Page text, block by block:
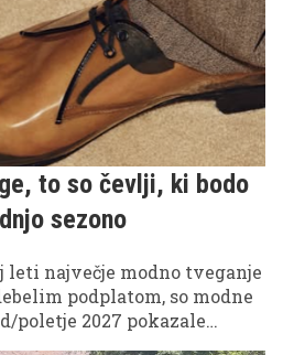
to so čevlji, ki bodo
sezono
leti največje modno tveganje
podplatom, so modne
poletje 2027 pokazale